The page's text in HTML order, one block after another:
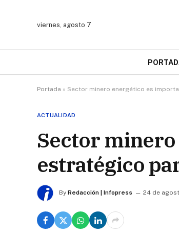
viernes, agosto 7
Portada » Sector minero energético es
ACTUALIDAD
Sector
estratégico
By Redacción | Infopress 24 de